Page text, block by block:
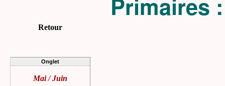
Retour
Onglet
Mai / Juin